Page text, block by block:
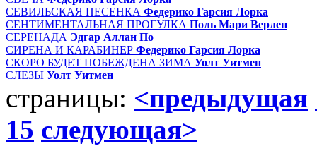
СЕВИЛЬСКАЯ ПЕСЕНКА Федерико Гарсия Лорка
СЕНТИМЕНТАЛЬНАЯ ПРОГУЛКА Поль Мари Верлен
СЕРЕНАДА Эдгар Аллан По
СИРЕНА И КАРАБИНЕР Федерико Гарсия Лорка
СКОРО БУДЕТ ПОБЕЖДЕНА ЗИМА Уолт Уитмен
СЛЕЗЫ Уолт Уитмен
страницы: <предыдущая
15 следующая>